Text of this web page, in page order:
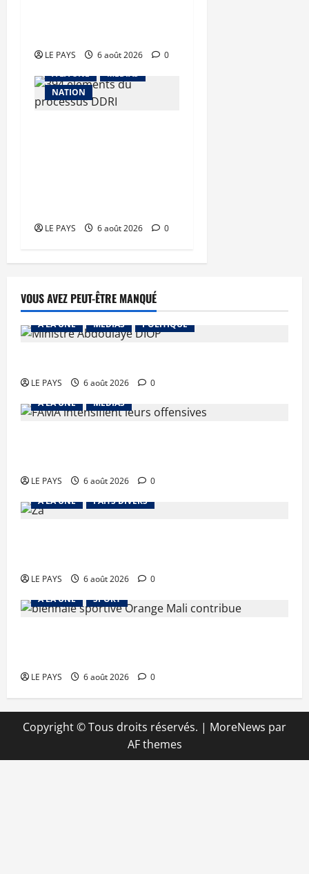
LE PAYS 6 août 2026
0
A LA UNE
MEDIAS
NATION
LE PAYS 6 août 2026 0
VOUS AVEZ PEUT-ÊTRE MANQUÉ
A LA UNE MEDIAS POLITIQUE
LE PAYS 6 août 2026
0
A LA UNE
MEDIAS
LE PAYS 6 août 2026
0
A LA UNE
FAITS DIVERS
LE PAYS 6 août 2026
0
A LA UNE
SPORT
LE PAYS 6 août 2026 0
Copyright © Tous droits réservés. | MoreNews par
AF themes